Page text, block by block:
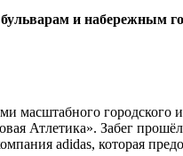
и набережным
масштабного городского
Забег прошёл
adidas, которая